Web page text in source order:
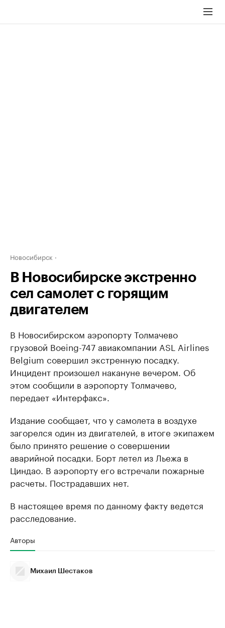
Новосибирск
В Новосибирске экстренно
сел самолет с горящим
двигателем
В Новосибирском аэропорту Толмачево
грузовой Boeing-747 авиакомпании ASL Airlines
Belgium совершил экстренную посадку.
Инцидент произошел накануне вечером. Об
этом сообщили в аэропорту Толмачево,
передает «Интерфакс».
Издание сообщает, что у самолета в воздухе
загорелся один из двигателей, в итоге экипажем
было принято решение о совершении
аварийной посадки. Борт летел из Льежа в
Циндао. В аэропорту его встречали пожарные
расчеты. Пострадавших нет.
В настоящее время по данному факту ведется
расследование.
Авторы
Михаил Шестаков